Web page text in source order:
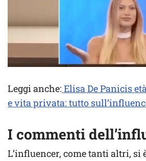
Leggi anche: Elisa De Panicis
e vita privata: tutto
I commenti
L’influencer, come tanti altri, si